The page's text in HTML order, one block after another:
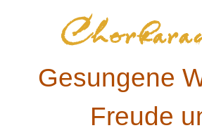
Gesungene
Freude